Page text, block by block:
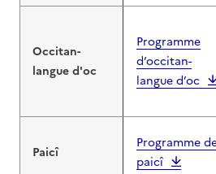
Occitan-
langue d'oc
Programme
d’occitan-
langue d’oc
Paicî
Programme
paicî